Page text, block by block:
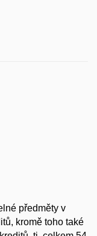
předměty v
kromě toho také